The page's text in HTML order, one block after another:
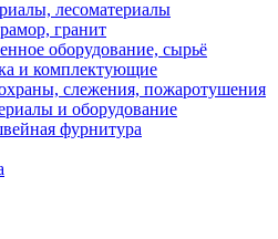
лесоматериалы
гранит
оборудование, сырьё
и комплектующие
слежения, пожаротушения
и оборудование
фурнитура